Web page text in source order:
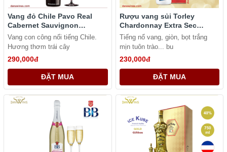
Vang đỏ Chile Pavo Real
Cabernet Sauvignon
Varietals
Vang con công nổi tiếng Chile.
Hương thơm trái cây
290,000đ
ĐẶT MUA
Rượu vang sủi Torley
Chardonnay Extra Sec
sparkling wine
Tiếng nổ vang, giòn, bọt trắng
mịn tuôn trào... bu
230,000đ
ĐẶT MUA